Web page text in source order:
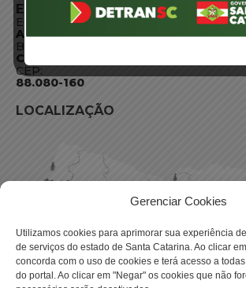
Gerenciar Cookies
Utilizamos cookies para aprimorar sua experiência
de serviços do estado de Santa Catarina. Ao clicar em
concorda com o uso de cookies e terá acesso a
do portal. Ao clicar em "Negar" os cookies que não
ENDEREÇO
Endereço:
Av. Almirante Tamandaré - 480
Bairro:
Coqueiros, Florianópolis SC
CEP:
88.080-160
LOCALIZAÇÃO